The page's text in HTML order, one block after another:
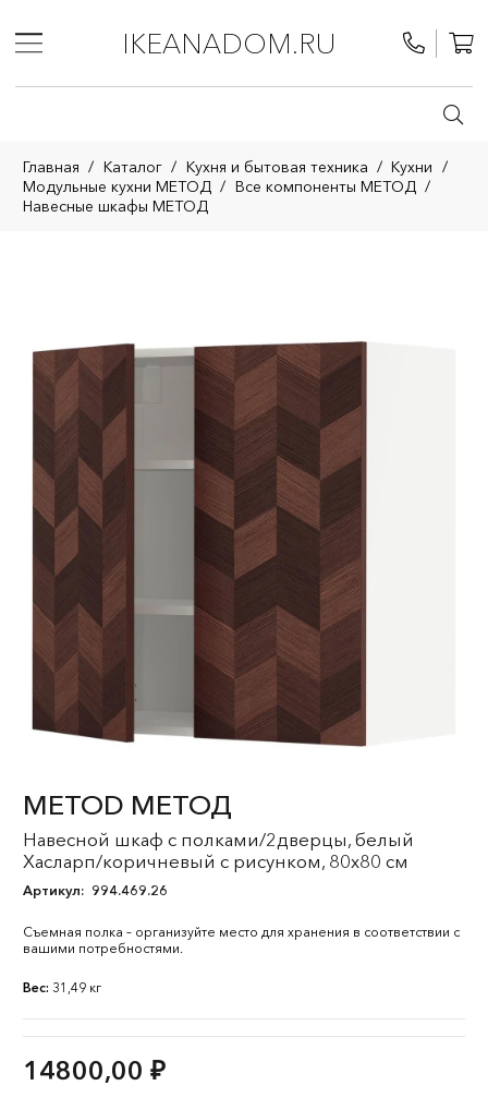
IKEANADOM.RU
Главная / Каталог / Кухня и бытовая техника / Кухни /
Модульные кухни МЕТОД / Все компоненты МЕТОД /
Навесные шкафы МЕТОД
METOD МЕТОД
Навесной шкаф с полками/2дверцы, белый
Хасларп/коричневый с рисунком, 80x80 см
Артикул: 994.469.26
Съемная полка – организуйте место для хранения в соответствии с
вашими потребностями.
Вес: 31,49 кг
14800,00 ₽